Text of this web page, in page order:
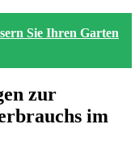
Sie Ihren Garten
zur
im